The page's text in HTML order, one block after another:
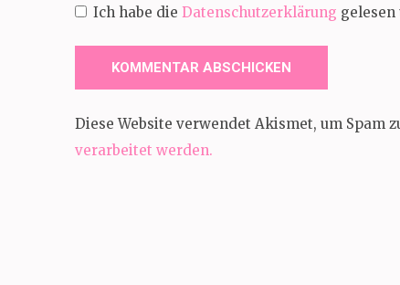
Ich habe die Datenschutzerklärung
Diese Website verwendet Akismet, um Spam
verarbeitet werden.